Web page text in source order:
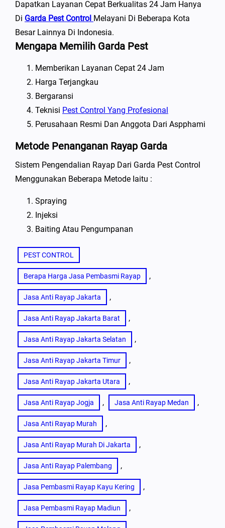
Dapatkan Layanan Cepat Berkualitas 24 Jam Hanya
Di Garda Pest Control Melayani Di Beberapa Kota
Besar Lainnya Di Indonesia.
Mengapa Memilih Garda Pest
Memberikan Layanan Cepat 24 Jam
Harga Terjangkau
Bergaransi
Teknisi Pest Control Yang Profesional
Perusahaan Resmi Dan Anggota Dari Aspphami
Metode Penanganan Rayap Garda
Sistem Pengendalian Rayap Dari Garda Pest Control
Menggunakan Beberapa Metode Iaitu :
Spraying
Injeksi
Baiting Atau Pengumpanan
PEST CONTROL
Berapa Harga Jasa Pembasmi Rayap ,
Jasa Anti Rayap Jakarta ,
Jasa Anti Rayap Jakarta Barat ,
Jasa Anti Rayap Jakarta Selatan ,
Jasa Anti Rayap Jakarta Timur ,
Jasa Anti Rayap Jakarta Utara ,
Jasa Anti Rayap Jogja , Jasa Anti Rayap Medan ,
Jasa Anti Rayap Murah ,
Jasa Anti Rayap Murah Di Jakarta ,
Jasa Anti Rayap Palembang ,
Jasa Pembasmi Rayap Kayu Kering ,
Jasa Pembasmi Rayap Madiun ,